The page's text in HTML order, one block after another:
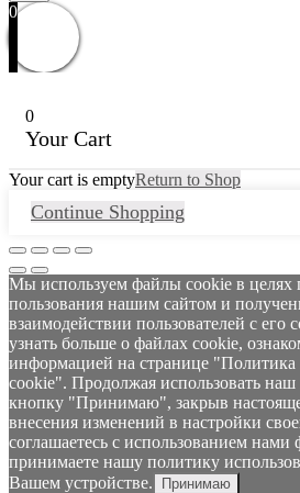
0
0
Your Cart
Your cart is emptyReturn to Shop
Continue Shopping
Мы используем файлы cookie в целях
пользования нашим сайтом и
взаимодействии пользователей с
узнать больше о файлах cookie,
информацией на странице "Политика
cookie". Продолжая использовать наш
кнопку "Принимаю", закрыв
внесения изменений в настройки
соглашаетесь с использованием нами
принимаете нашу политику
Вашем устройстве.
Принимаю